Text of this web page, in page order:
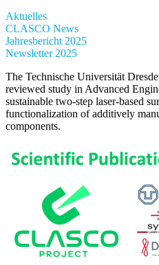
Aktuelles
CLASCO News
Jahresbericht 2025
Newsletter 2025
The Technische Universität
reviewed study in Advanced
sustainable two-step laser-based
functionalization of additively
components.